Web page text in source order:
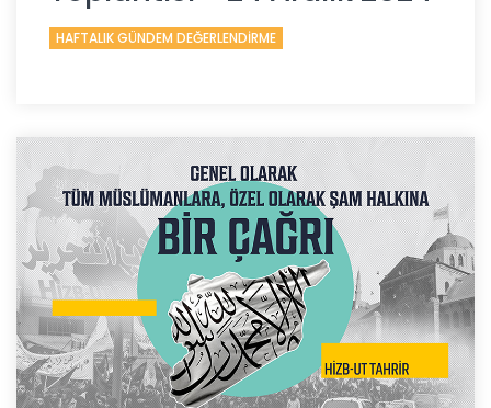
HAFTALIK GÜNDEM DEĞERLENDİRME